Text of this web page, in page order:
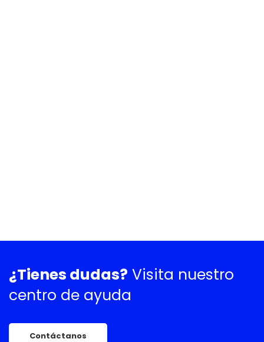
¿Tienes dudas? Visita nuestro
centro de ayuda
Contáctanos